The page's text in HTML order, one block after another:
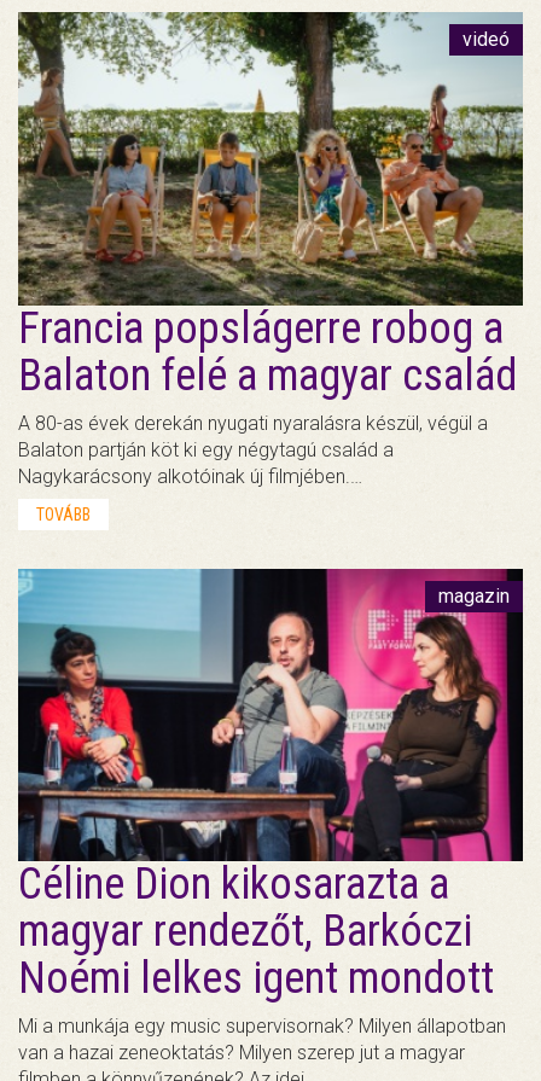
videó
Francia popslágerre robog a
Balaton felé a magyar család
A 80-as évek derekán nyugati nyaralásra készül, végül a
Balaton partján köt ki egy négytagú család a
Nagykarácsony alkotóinak új filmjében.…
TOVÁBB
magazin
Céline Dion kikosarazta a
magyar rendezőt, Barkóczi
Noémi lelkes igent mondott
Mi a munkája egy music supervisornak? Milyen állapotban
van a hazai zeneoktatás? Milyen szerep jut a magyar